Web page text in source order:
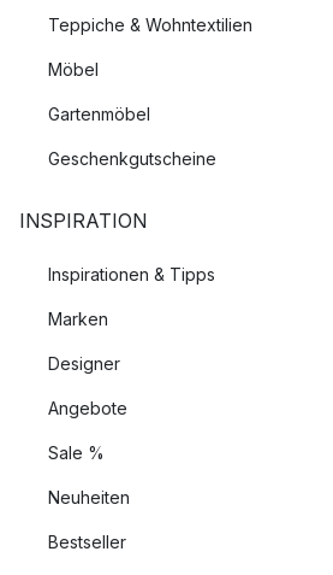
Teppiche & Wohntextilien
Möbel
Gartenmöbel
Geschenkgutscheine
INSPIRATION
Inspirationen & Tipps
Marken
Designer
Angebote
Sale %
Neuheiten
Bestseller